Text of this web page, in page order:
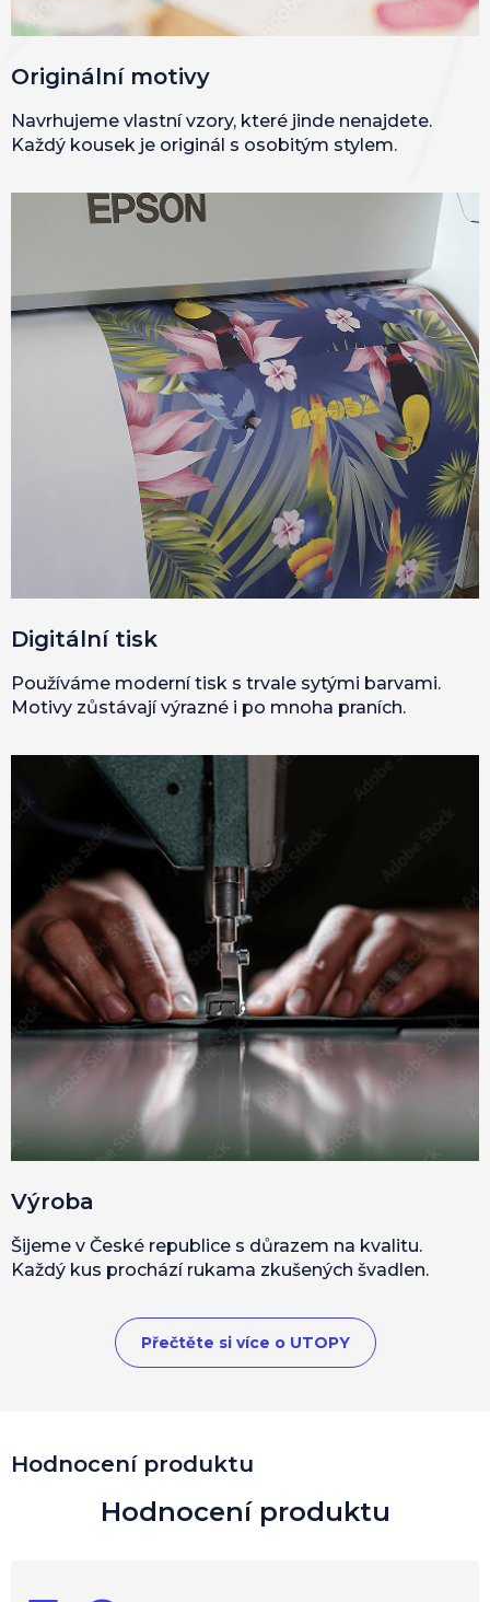
Hodnocení produktu
V
Originální motivy
Navrhujeme vlastní vzory, které jinde nenajdete.
Každý kousek je originál s osobitým stylem.
Digitální tisk
Používáme moderní tisk s trvale sytými barvami.
Motivy zůstávají výrazné i po mnoha praních.
Výroba
Šijeme v České republice s důrazem na kvalitu.
Každý kus prochází rukama zkušených švadlen.
Přečtěte si více o UTOPY